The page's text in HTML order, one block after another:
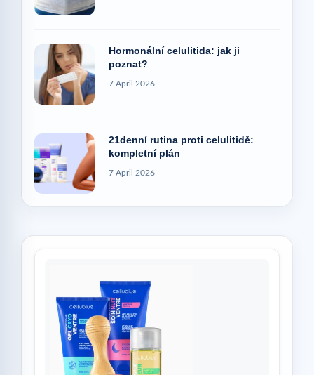
Hormonální celulitida: jak ji
poznat?
7 April 2026
21denní rutina proti celulitidě:
kompletní plán
7 April 2026